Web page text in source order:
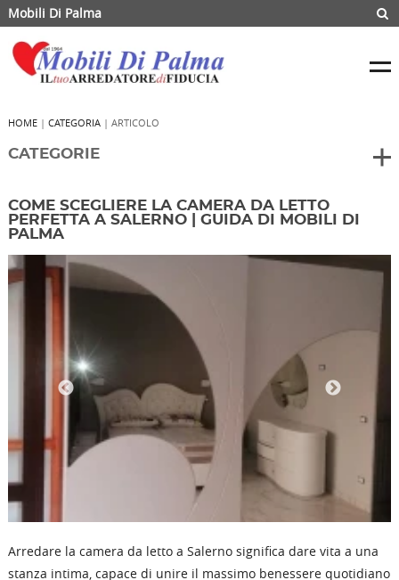
Mobili Di Palma
HOME| CATEGORIA| ARTICOLO
CATEGORIE
COME SCEGLIERE LA CAMERA DA LETTO
PERFETTA A SALERNO | GUIDA DI MOBILI DI
PALMA
Arredare la camera da letto a Salerno significa dare vita a una
stanza intima, capace di unire il massimo benessere quotidiano